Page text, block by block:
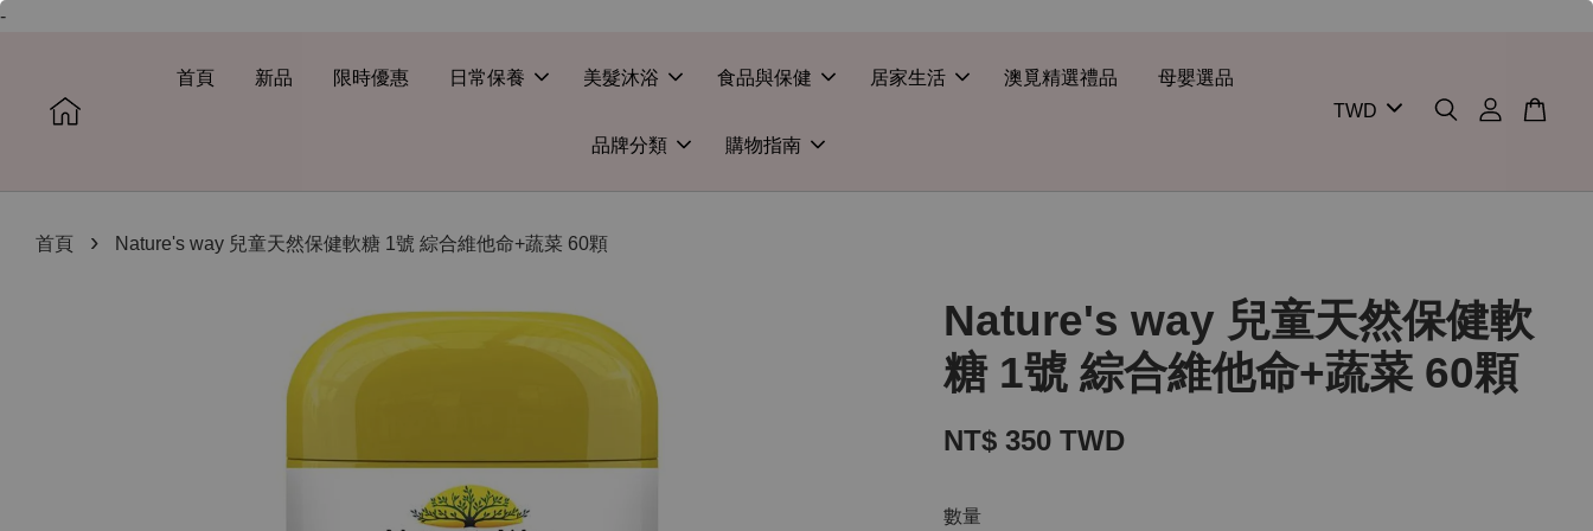
-
首頁 新品 限時優惠 日常保養 美髮沐浴 食品與保健 居家生活 澳覓精選禮品 母嬰選品
品牌分類 購物指南
首頁 › Nature's way 兒童天然保健軟糖 1號 綜合維他命+蔬菜 60顆
Nature's way 兒童天然保健軟
糖 1號 綜合維他命+蔬菜 60顆
NT$ 350 TWD
數量